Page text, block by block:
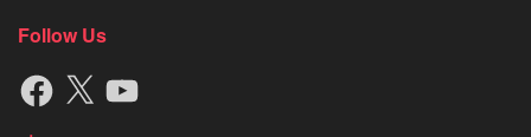
Follow Us
Facebook
X YouTube